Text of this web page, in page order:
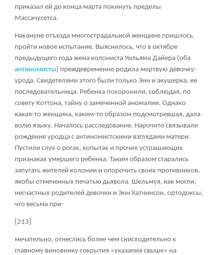
приказал ей до конца марта покинуть пределы
Массачусетса.
Накануне отъезда многострадальной женщине пришлось
пройти новое испытание. Выяснилось, что в октябре
предыдущего года жена колониста Уильяма Дайера (оба
антиномисты) преждевременно родила мертвую девочку-
урода. Свидетелями этого были только Энн и акушерка, ее
последовательница. Ребенка похоронили, соблюдая, по
совету Коттона, тайну о замеченной аномалии. Однако
какая-то женщина, каким-то образом подсмотревшая, дала
волю языку. Началось расследование. Нарочито связывали
рождение уродца с антиномистскими взглядами матери.
Пустили слух о рогах, копытах и прочих устрашающих
признаках умершего ребенка. Таким образом старались
запугать жителей колонии и опорочить своих противников,
якобы отмеченных печатью дьявола. Шельмуя, как могли,
несчастных родителей девочки и Энн Хатчинсон, ортодоксы,
что весьма при-
[213]
мечательно, отнеслись более чем снисходительно к
главному виновнику сокрытия «указания свыше» на